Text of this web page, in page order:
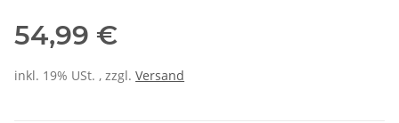
54,99 €
inkl. 19% USt. , zzgl. Versand